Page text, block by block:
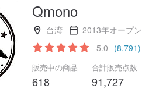
Qmono
台湾
2013年オープン
5.0 (8,791)
販売中の商品
618
合計販売点数
91,727